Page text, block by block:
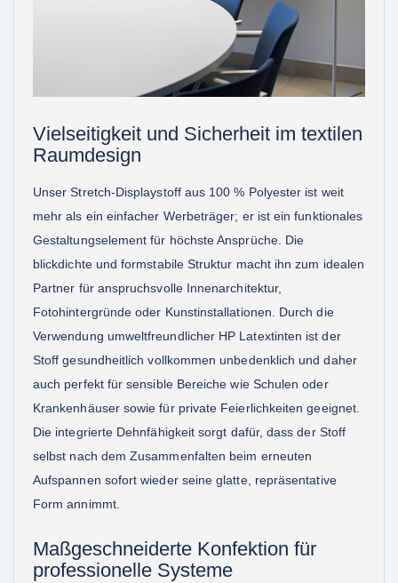
Vielseitigkeit und Sicherheit im textilen
Raumdesign
Unser Stretch-Displaystoff aus 100 % Polyester ist weit
mehr als ein einfacher Werbeträger; er ist ein funktionales
Gestaltungselement für höchste Ansprüche. Die
blickdichte und formstabile Struktur macht ihn zum idealen
Partner für anspruchsvolle Innenarchitektur,
Fotohintergründe oder Kunstinstallationen. Durch die
Verwendung umweltfreundlicher HP Latextinten ist der
Stoff gesundheitlich vollkommen unbedenklich und daher
auch perfekt für sensible Bereiche wie Schulen oder
Krankenhäuser sowie für private Feierlichkeiten geeignet.
Die integrierte Dehnfähigkeit sorgt dafür, dass der Stoff
selbst nach dem Zusammenfalten beim erneuten
Aufspannen sofort wieder seine glatte, repräsentative
Form annimmt.
Maßgeschneiderte Konfektion für
professionelle Systeme